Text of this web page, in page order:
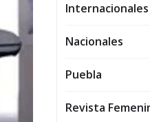
Internacionales
Nacionales
Puebla
Revista